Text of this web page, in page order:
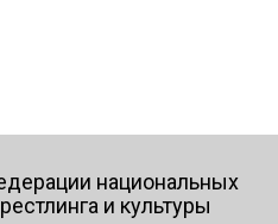
национальных
и культуры